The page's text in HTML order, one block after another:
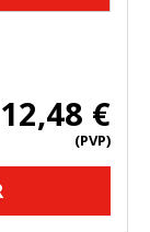
12,48 €
(PVP)